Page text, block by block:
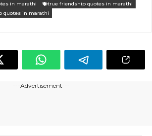
in marathi
true friendship quotes in marathi
quotes in marathi
---Advertisement---